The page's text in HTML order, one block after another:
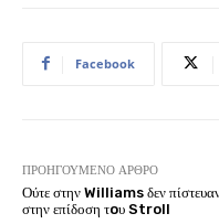
Facebook
ΠΡΟΗΓΟΎΜΕΝΟ ΆΡΘΡΟ
Ούτε στην Williams δεν
στην επίδοση τoυ Stroll